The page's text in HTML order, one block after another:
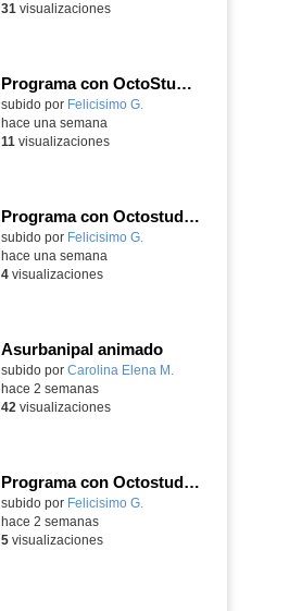
31 visualizaciones
Programa con OctoStudio, un juego homenajeando al House of the dead con Zombies
Contenido educativo.
subido por Felicisimo G.
hace una semana
11 visualizaciones
Programa con Octostudio, una animación utilizando la cámara para una foto y audio y texto para comunicar.
Contenido educativo.
subido por Felicisimo G.
hace una semana
4visualizaciones
Asurbanipal animado
Contenido educativo.
subido por Carolina Elena M.
hace 2 semanas
42 visualizaciones
Programa con Octostudio, un juego de Educación Víal cruzando un paso de cebra.
Contenido educativo.
subido por Felicisimo G.
hace 2 semanas
5visualizaciones